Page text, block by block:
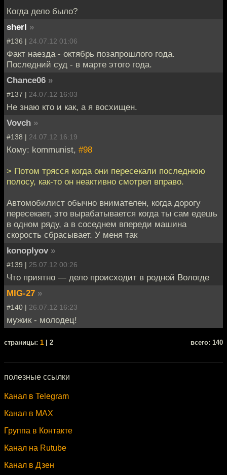
Когда дело было?
sherl »
#136 | 24.07.12 01:06
Факт наезда - октябрь позапрошлого года.
Последний суд - в марте этого года.
Chance06 »
#137 | 24.07.12 16:03
Не знаю кто и как, а я восхищен.
Vovch »
#138 | 24.07.12 16:19
Кому: kommunist, #98
> Потом трясся когда они пересекали последнюю
полосу, как-то он неактивно смотрел вправо.
Автомобилист обычно внимателен, когда дорогу
пересекает, это вырабатывается когда ты сам едешь
в одном ряду, а в соседнем впереди машина
скорость сбрасывает. У меня так
konoplyov »
#139 | 25.07.12 00:26
Что приятно — дело происходит в родной Вологде
MIG-27 »
#140 | 26.07.12 16:23
мужик - молодец!
cтраницы: 1 | 2 всего: 140
полезные ссылки
Канал в Telegram
Канал в MAX
Группа в Контакте
Канал на Rutube
Канал в Дзен